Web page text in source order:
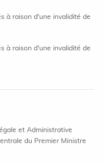
à raison d'une invalidité de
à raison d'une invalidité de
et Administrative
du Premier Ministre